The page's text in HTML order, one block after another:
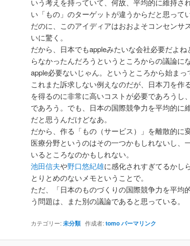
いう考えを持っていて、何故、平均的に維持さ
い「もの」のターゲットが違うからだと思ってい
だのに、このアイディアはおおよそコンセンサ
いに驚く。
だから、日本でもappleみたいな会社必要だよ
らなかったんだろうというところからの議論に
apple必要ないじゃん。というところから始ま
これまた訴求しない例えなのだが、日本刀を作
を得るのに非常に高いコストが必要であろうし
であろう。でも、日本の国際競争力を平均的に
だと思うんだけどなあ。
だから、作る「もの（サービス）」を離散的に
医療分野というのはその一つかもしれないし、
いるところなのかもしれない。
池田信夫や野口悠紀雄に感化されすぎてるかしら
とりとめのないメモということで。
ただ、「日本のものづくりの国際競争力を平均
う問題は、また別の議論であると思っている。
カテゴリー:未分類作成者:tomoパーマリンク